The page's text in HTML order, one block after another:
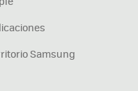
Samsung